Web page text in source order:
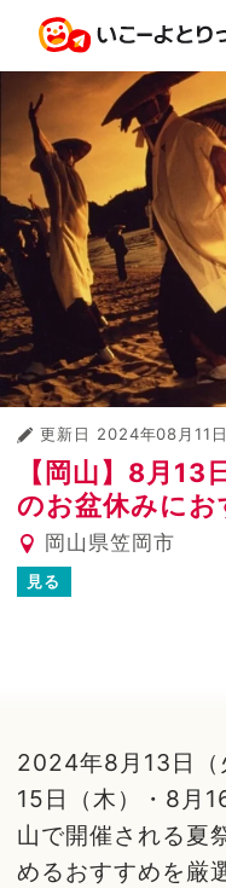
更新日 2024年08月11日
【岡山】8月13
のお盆休みに
岡山県笠岡市
見る
2024年8月13日（
15日（木）・8月
山で開催される夏
めるおすすめを厳